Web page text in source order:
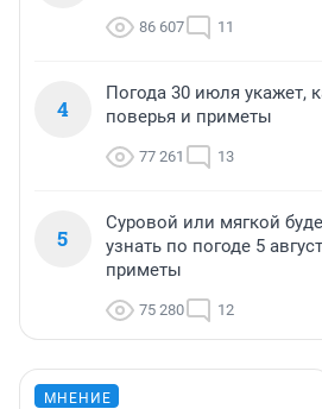
86 607 11
4
Погода 30 июля укажет,
поверья и приметы
77 261 13
5
Суровой или мягкой
узнать по погоде 5
приметы
75 280 12
МНЕНИЕ